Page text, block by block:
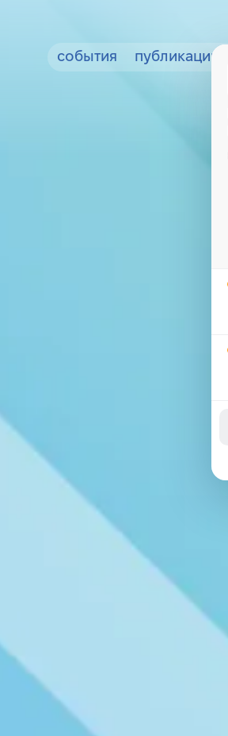
события публикации